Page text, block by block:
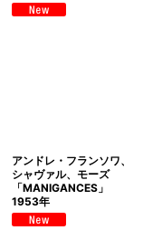
アンドレ・フランソワ、
シャヴァル、モーズ
「MANIGANCES」
1953年